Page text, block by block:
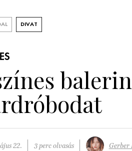
DIVAT
22. 3 perc olvasás Gerber